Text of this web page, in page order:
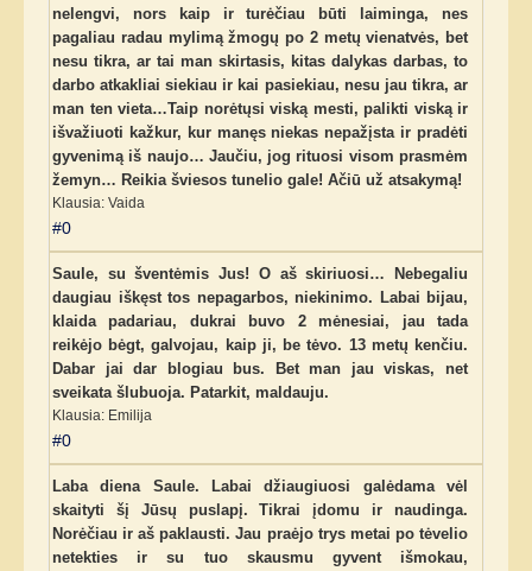
nelengvi, nors kaip ir turėčiau būti laiminga, nes
pagaliau radau mylimą žmogų po 2 metų vienatvės, bet
nesu tikra, ar tai man skirtasis, kitas dalykas darbas, to
darbo atkakliai siekiau ir kai pasiekiau, nesu jau tikra, ar
man ten vieta…Taip norėtųsi viską mesti, palikti viską ir
išvažiuoti kažkur, kur manęs niekas nepažįsta ir pradėti
gyvenimą iš naujo… Jaučiu, jog rituosi visom prasmėm
žemyn… Reikia šviesos tunelio gale! Ačiū už atsakymą!
Klausia: Vaida
#0
Saule, su šventėmis Jus! O aš skiriuosi… Nebegaliu
daugiau iškęst tos nepagarbos, niekinimo. Labai bijau,
klaida padariau, dukrai buvo 2 mėnesiai, jau tada
reikėjo bėgt, galvojau, kaip ji, be tėvo. 13 metų kenčiu.
Dabar jai dar blogiau bus. Bet man jau viskas, net
sveikata šlubuoja. Patarkit, maldauju.
Klausia: Emilija
#0
Laba diena Saule. Labai džiaugiuosi galėdama vėl
skaityti šį Jūsų puslapį. Tikrai įdomu ir naudinga.
Norėčiau ir aš paklausti. Jau praėjo trys metai po tėvelio
netekties ir su tuo skausmu gyvent išmokau,